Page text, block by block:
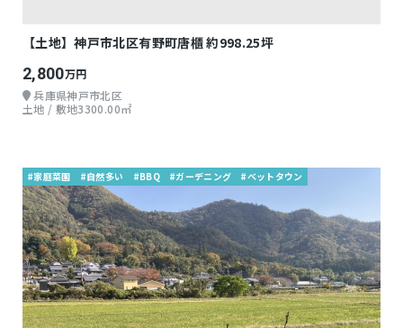
【土地】神戸市北区有野町唐櫃 約998.25坪
2,800万円
兵庫県神戸市北区
土地 / 敷地3300.00㎡
#家庭菜園 #自然多い #BBQ #ガーデニング #ベットタウン